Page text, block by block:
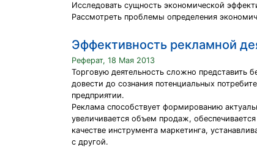
Исследовать сущность экономической
Рассмотреть проблемы определения
Эффективность рекламной
Реферат, 18 Мая 2013
Торговую деятельность сложно
довести до сознания потенциальных
предприятии.
Реклама способствует формированию
увеличивается объем продаж,
качестве инструмента маркетинга,
с другой.